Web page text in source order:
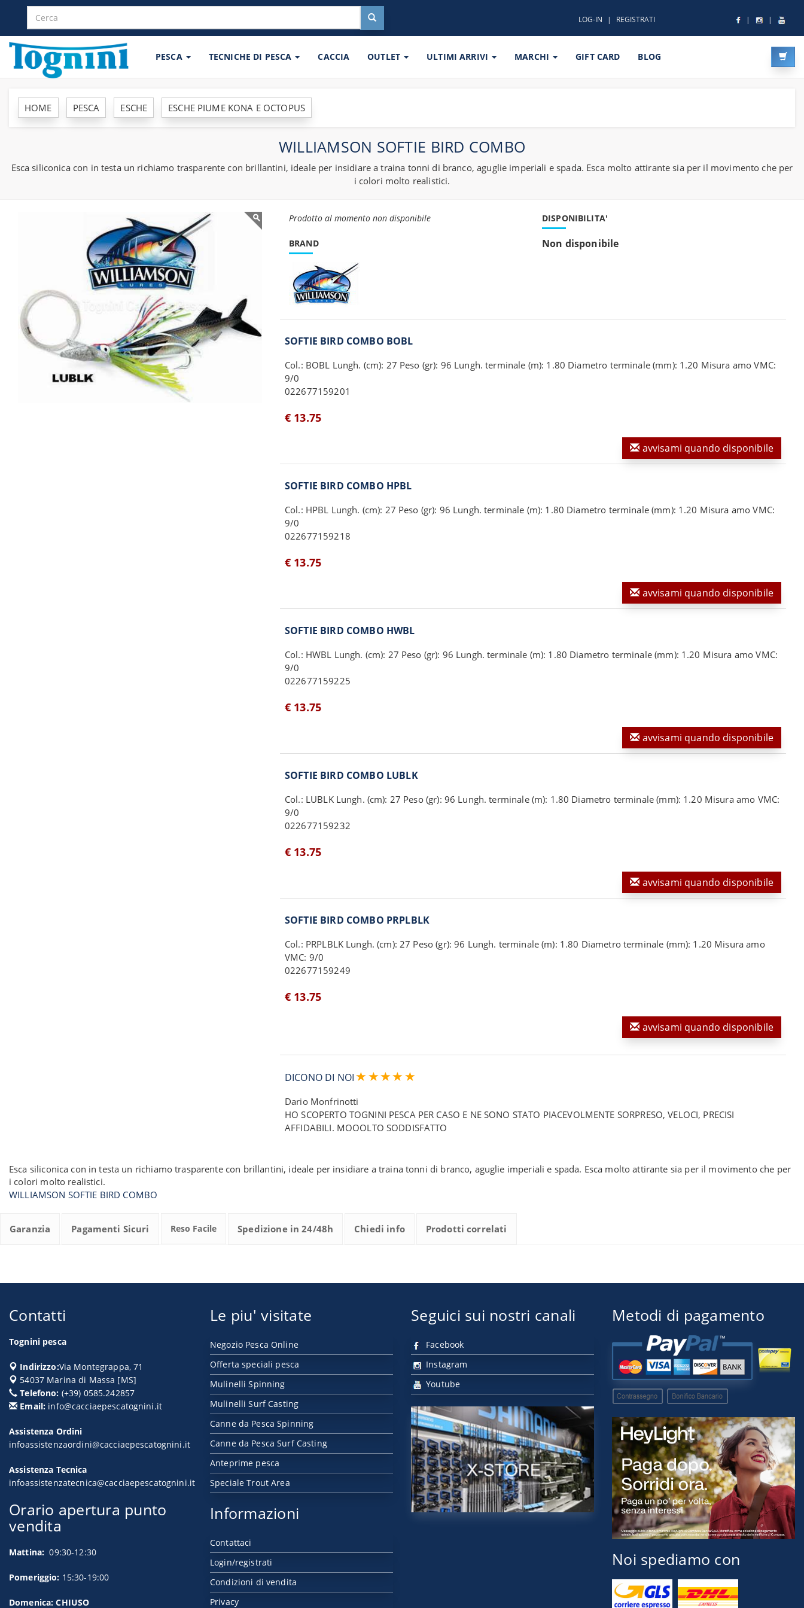
LOG-IN REGISTRATI
PESCA TECNICHE DI PESCA CACCIA OUTLET ULTIMI ARRIVI MARCHI GIFT CARD BLOG
HOME PESCA ESCHE ESCHE PIUME KONA E OCTOPUS
WILLIAMSON SOFTIE BIRD COMBO
Esca siliconica con in testa un richiamo trasparente con brillantini, ideale per insidiare a traina tonni di branco, aguglie imperiali e spada. Esca molto attirante sia per il movimento che per
i colori molto realistici.
Prodotto al momento non disponibile
BRAND
DISPONIBILITA'
Non disponibile
SOFTIE BIRD COMBO BOBL
Col.: BOBL Lungh. (cm): 27 Peso (gr): 96 Lungh. terminale (m): 1.80 Diametro terminale (mm): 1.20 Misura amo VMC:
9/0
022677159201
€ 13.75
avvisami quando disponibile
SOFTIE BIRD COMBO HPBL
Col.: HPBL Lungh. (cm): 27 Peso (gr): 96 Lungh. terminale (m): 1.80 Diametro terminale (mm): 1.20 Misura amo VMC:
9/0
022677159218
€ 13.75
avvisami quando disponibile
SOFTIE BIRD COMBO HWBL
Col.: HWBL Lungh. (cm): 27 Peso (gr): 96 Lungh. terminale (m): 1.80 Diametro terminale (mm): 1.20 Misura amo VMC:
9/0
022677159225
€ 13.75
avvisami quando disponibile
SOFTIE BIRD COMBO LUBLK
Col.: LUBLK Lungh. (cm): 27 Peso (gr): 96 Lungh. terminale (m): 1.80 Diametro terminale (mm): 1.20 Misura amo VMC:
9/0
022677159232
€ 13.75
avvisami quando disponibile
SOFTIE BIRD COMBO PRPLBLK
Col.: PRPLBLK Lungh. (cm): 27 Peso (gr): 96 Lungh. terminale (m): 1.80 Diametro terminale (mm): 1.20 Misura amo
VMC: 9/0
022677159249
€ 13.75
avvisami quando disponibile
DICONO DI NOI
Dario Monfrinotti
HO SCOPERTO TOGNINI PESCA PER CASO E NE SONO STATO PIACEVOLMENTE SORPRESO, VELOCI, PRECISI
AFFIDABILI. MOOOLTO SODDISFATTO
Esca siliconica con in testa un richiamo trasparente con brillantini, ideale per insidiare a traina tonni di branco, aguglie imperiali e spada. Esca molto attirante sia per il movimento che per
i colori molto realistici.
WILLIAMSON SOFTIE BIRD COMBO
Garanzia Pagamenti Sicuri Reso Facile Spedizione in 24/48h Chiedi info Prodotti correlati
Contatti
Tognini pesca
Indirizzo:Via Montegrappa, 71
54037 Marina di Massa [MS]
Telefono: (+39) 0585.242857
Email: info@cacciaepescatognini.it
Assistenza Ordini
infoassistenzaordini@cacciaepescatognini.it
Assistenza Tecnica
infoassistenzatecnica@cacciaepescatognini.it
Orario apertura punto
vendita
Mattina: 09:30-12:30
Pomeriggio: 15:30-19:00
Domenica: CHIUSO
Le piu' visitate
Negozio Pesca Online
Offerta speciali pesca
Mulinelli Spinning
Mulinelli Surf Casting
Canne da Pesca Spinning
Canne da Pesca Surf Casting
Anteprime pesca
Speciale Trout Area
Informazioni
Contattaci
Login/registrati
Condizioni di vendita
Privacy
Seguici sui nostri canali
Facebook
Instagram
Youtube
Metodi di pagamento
Noi spediamo con